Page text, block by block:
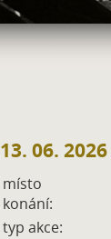
13. 06. 2026
místo
konání:
typ akce: